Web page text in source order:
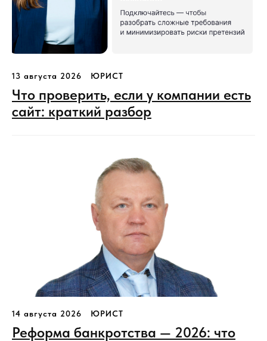
13 августа 2026 ЮРИСТ
Что проверить, если у компании есть
сайт: краткий разбор
14 августа 2026 ЮРИСТ
Реформа банкротства — 2026: что